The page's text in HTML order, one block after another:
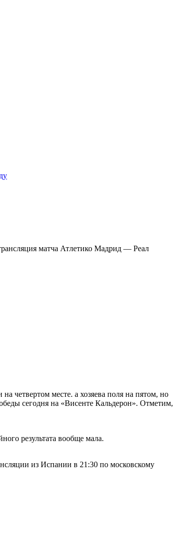
матча Атлетико Мадрид — Реал
четвертом месте. а хозяева поля на пятом, но
сегодня на «Висенте Кальдерон». Отметим,
результата вообще мала.
из Испании в 21:30 по московскому